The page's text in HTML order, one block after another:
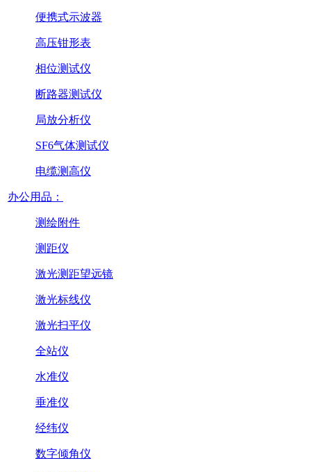
便携式示波器
高压钳形表
相位测试仪
断路器测试仪
局放分析仪
SF6气体测试仪
电缆测高仪
办公用品：
测绘附件
测距仪
激光测距望远镜
激光标线仪
激光扫平仪
全站仪
水准仪
垂准仪
经纬仪
数字倾角仪